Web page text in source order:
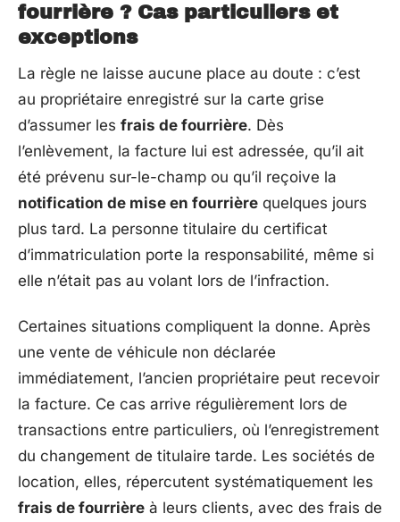
fourrière ? Cas particuliers et
exceptions
La règle ne laisse aucune place au doute : c’est
au propriétaire enregistré sur la carte grise
d’assumer les frais de fourrière. Dès
l’enlèvement, la facture lui est adressée, qu’il ait
été prévenu sur-le-champ ou qu’il reçoive la
notification de mise en fourrière quelques jours
plus tard. La personne titulaire du certificat
d’immatriculation porte la responsabilité, même si
elle n’était pas au volant lors de l’infraction.
Certaines situations compliquent la donne. Après
une vente de véhicule non déclarée
immédiatement, l’ancien propriétaire peut recevoir
la facture. Ce cas arrive régulièrement lors de
transactions entre particuliers, où l’enregistrement
du changement de titulaire tarde. Les sociétés de
location, elles, répercutent systématiquement les
frais de fourrière à leurs clients, avec des frais de